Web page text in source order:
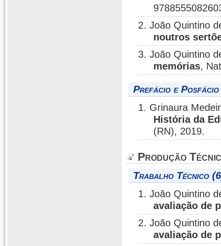
2. João Quintino
noutros
3. João Quintino
memórias,
Prefácio e
1. Grinaura
História da
(RN), 2019.
Produção
Trabalho Técnico
1. João Quintino
avaliação de
2. João Quintino
avaliação de